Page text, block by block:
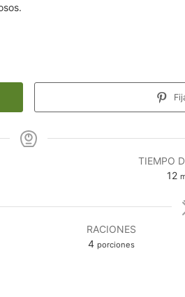
TIEMPO
12
RACIONES
4 porciones